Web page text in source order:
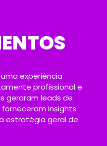
experiência
profissional e
geraram leads de
insights
estratégia geral de